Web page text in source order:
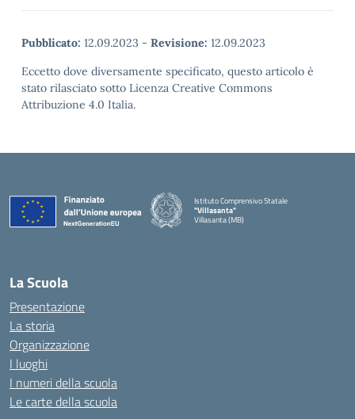
Pubblicato: 12.09.2023 - Revisione: 12.09.2023
Eccetto dove diversamente specificato, questo articolo è
stato rilasciato sotto Licenza Creative Commons
Attribuzione 4.0 Italia.
Istituto Comprensivo Statale
"Villasanta"
Villasanta (MB)
La Scuola
Presentazione
La storia
Organizzazione
I luoghi
I numeri della scuola
Le carte della scuola